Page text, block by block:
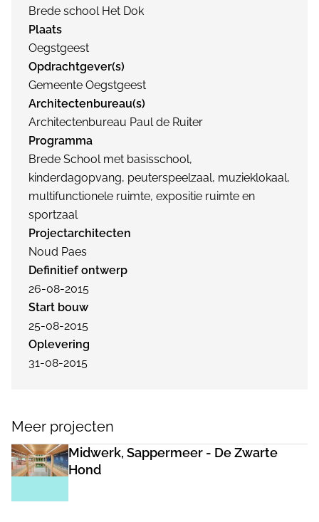
Brede school Het Dok
Plaats
Oegstgeest
Opdrachtgever(s)
Gemeente Oegstgeest
Architectenbureau(s)
Architectenbureau Paul de Ruiter
Programma
Brede School met basisschool,
kinderdagopvang, peuterspeelzaal, muzieklokaal,
multifunctionele ruimte, expositie ruimte en
sportzaal
Projectarchitecten
Noud Paes
Definitief ontwerp
26-08-2015
Start bouw
25-08-2015
Oplevering
31-08-2015
Meer projecten
Midwerk, Sappermeer - De Zwarte
Hond